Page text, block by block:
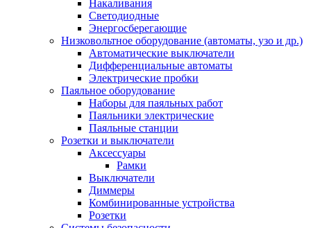
Накаливания
Светодиодные
Энергосберегающие
Низковольтное оборудование (автоматы, узо и др.)
Автоматические выключатели
Дифференциальные автоматы
Электрические пробки
Паяльное оборудование
Наборы для паяльных работ
Паяльники электрические
Паяльные станции
Розетки и выключатели
Аксессуары
Рамки
Выключатели
Диммеры
Комбинированные устройства
Розетки